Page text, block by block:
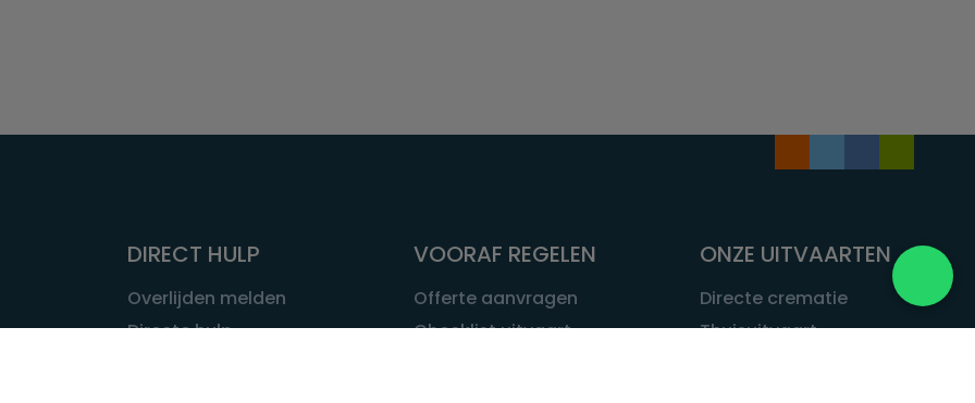
DIRECT HULP
Overlijden melden
Directe hulp
VOORAF REGELEN
Offerte aanvragen
Checklist uitvaart
ONZE UITVAARTEN
Directe crematie
Thuisuitvaart